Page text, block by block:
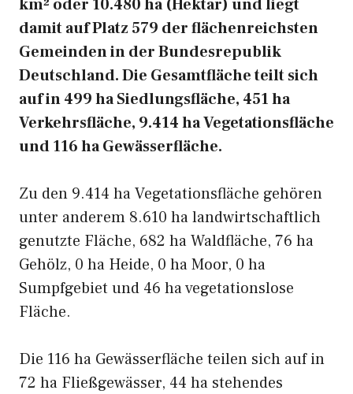
km² oder 10.480 ha (Hektar) und liegt
damit auf Platz 579 der flächenreichsten
Gemeinden in der Bundesrepublik
Deutschland. Die Gesamtfläche teilt sich
auf in 499 ha Siedlungsfläche, 451 ha
Verkehrsfläche, 9.414 ha Vegetationsfläche
und 116 ha Gewässerfläche.
Zu den 9.414 ha Vegetationsfläche gehören
unter anderem 8.610 ha landwirtschaftlich
genutzte Fläche, 682 ha Waldfläche, 76 ha
Gehölz, 0 ha Heide, 0 ha Moor, 0 ha
Sumpfgebiet und 46 ha vegetationslose
Fläche.
Die 116 ha Gewässerfläche teilen sich auf in
72 ha Fließgewässer, 44 ha stehendes